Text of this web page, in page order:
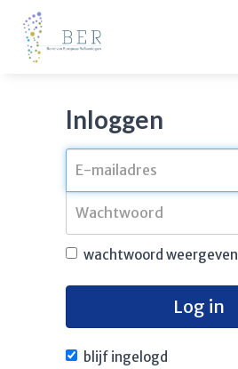
Inloggen
wachtwoord weergeven
Log in
blijf ingelogd